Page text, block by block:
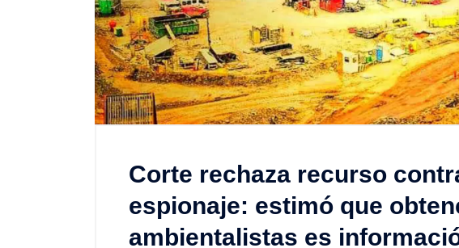
Corte rechaza recurso
espionaje: estimó que
ambientalistas es